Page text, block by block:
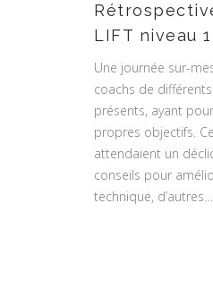
LIFT niveau
Une journée sur-
coachs de
présents, ayant
propres objectifs.
attendaient un
conseils pour
technique, d’autres…